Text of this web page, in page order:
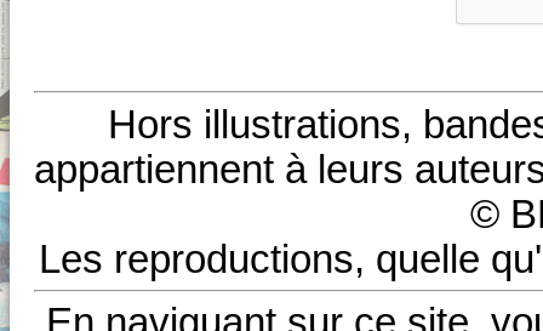
Hors illustrations,
appartiennent à leurs
©
Les reproductions, quelle